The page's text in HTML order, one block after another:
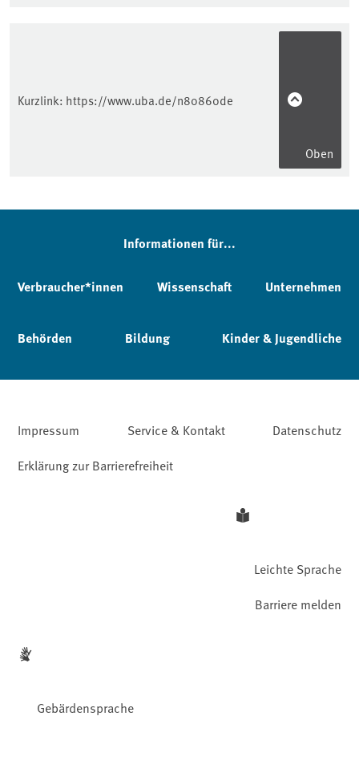
Kurzlink: https://www.uba.de/n80860de
Oben
Informationen für...
Verbraucher*innen Wissenschaft Unternehmen
Behörden Bildung Kinder & Jugendliche
Impressum Service & Kontakt
Datenschutz
Erklärung zur Barrierefreiheit
Leichte Sprache
Gebärdensprache
Barriere melden